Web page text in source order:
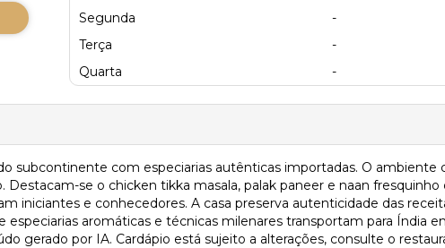
Segunda
-
Terça
-
Quarta
-
subcontinente com especiarias autênticas importadas. O ambiente
se o chicken tikka masala, palak paneer e naan fresquinho
iniciantes e conhecedores. A casa preserva autenticidade das
aromáticas e técnicas milenares transportam para Índia
gerado por IA. Cardápio está sujeito a alterações, consulte o